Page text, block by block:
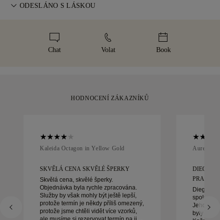
abychom předešli jakýmkoli problémům s doručením. U
přepravní služby, jako je Malca-Amit nebo Brinks. Pokud
Pro perfektní padnutí nabízí 77 Diamonds bezplatnou úpravu
ODESLÁNO S LÁSKOU
vyrobený kousek dorazí v naší ikonické žluté krabičce, pečlivě
Chat Volat Book
HODNOCENÍ ZÁKAZNÍKŮ
Kaleida Octagon in Yellow Gold
SKVĚLÁ CENA SKVĚLÉ ŠPERKY
Skvělá cena, skvělé šperky.
Objednávka byla rychle zpracována.
Služby by však mohly být ještě lepší,
protože termín je někdy příliš omezený,
protože jsme chtěli vidět více vzorků,
Aurelle in
DIEGO
Diego byl
Jeho
byly